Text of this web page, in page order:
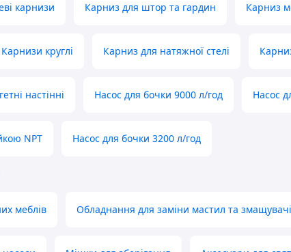
карнизи Карниз для штор та гардин Карниз
Карнизи круглі Карниз для натяжної стелі
настінні Насос для бочки 9000 л/год Насос
NPT Насос для бочки 3200 л/год
меблів Обладнання для заміни мастил та